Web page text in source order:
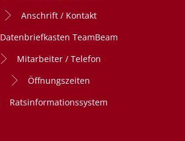
Anschrift / Kontakt
Datenbriefkasten TeamBeam
Mitarbeiter / Telefon
Öffnungszeiten
Ratsinformationssystem